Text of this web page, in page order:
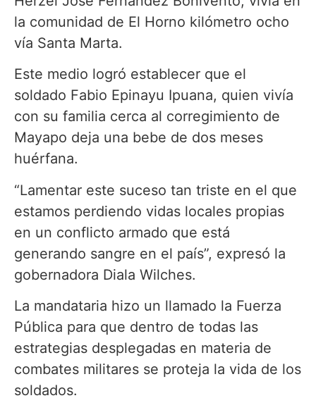
la comunidad de El Horno kilómetro ocho
vía Santa Marta.
Este medio logró establecer que el
soldado Fabio Epinayu Ipuana, quien vivía
con su familia cerca al corregimiento de
Mayapo deja una bebe de dos meses
huérfana.
“Lamentar este suceso tan triste en el que
estamos perdiendo vidas locales propias
en un conflicto armado que está
generando sangre en el país”, expresó la
gobernadora Diala Wilches.
La mandataria hizo un llamado la Fuerza
Pública para que dentro de todas las
estrategias desplegadas en materia de
combates militares se proteja la vida de los
soldados.